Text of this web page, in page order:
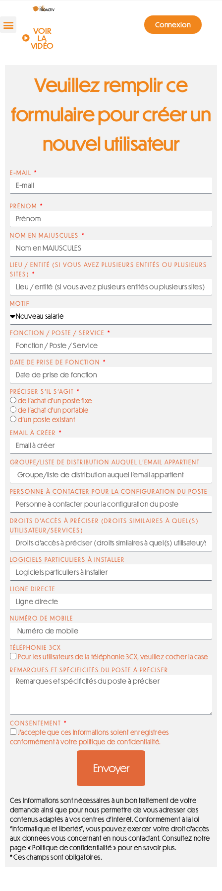
contenu
VOIR
LA
VIDÉO
Connexion
Veuillez remplir ce
formulaire pour créer un
nouvel utilisateur
E-MAIL
PRÉNOM
NOM EN MAJUSCULES
LIEU / ENTITÉ (SI VOUS AVEZ PLUSIEURS ENTITÉS OU PLUSIEURS
SITES)
MOTIF
FONCTION / POSTE / SERVICE
DATE DE PRISE DE FONCTION
PRÉCISER S'IL S'AGIT
de l'achat d'un poste fixe
de l'achat d'un portable
d'un poste existant
EMAIL À CRÉER
GROUPE/LISTE DE DISTRIBUTION AUQUEL L'EMAIL APPARTIENT
PERSONNE À CONTACTER POUR LA CONFIGURATION DU POSTE
DROITS D’ACCÈS À PRÉCISER (DROITS SIMILAIRES À QUEL(S)
UTILISATEUR/SERVICES)
LOGICIELS PARTICULIERS À INSTALLER
LIGNE DIRECTE
NUMÉRO DE MOBILE
TÉLÉPHONIE 3CX
Pour les utilisateurs de la téléphonie 3CX, veuillez cocher la case
REMARQUES ET SPÉCIFICITÉS DU POSTE À PRÉCISER
CONSENTEMENT
J’accepte que ces informations soient enregistrées
conformément à votre politique de confidentialité.
Envoyer
Ces informations sont nécessaires à un bon traitement de votre
demande ainsi que pour nous permettre de vous adresser des
contenus adaptés à vos centres d’intérêt. Conformément à la loi
“informatique et libertés”, vous pouvez exercer votre droit d’accès
aux données vous concernant en nous contactant. Consultez notre
page « Politique de confidentialité » pour en savoir plus.
*Ces champs sont obligatoires.